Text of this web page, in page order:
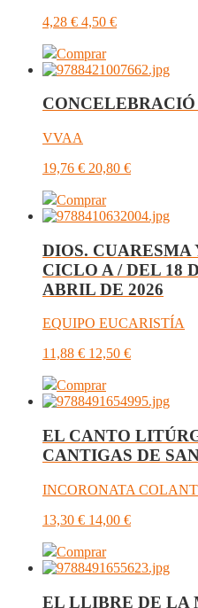
4,28 € 4,50 €
Comprar
VVAA
19,76 € 20,80 €
Comprar
DIOS. CUARESMA
CICLO A / DEL 18
ABRIL DE 2026
EQUIPO EUCARISTÍA
11,88 € 12,50 €
Comprar
EL CANTO
CANTIGAS DE
INCORONATA
13,30 € 14,00 €
Comprar
EL LLIBRE DE LA